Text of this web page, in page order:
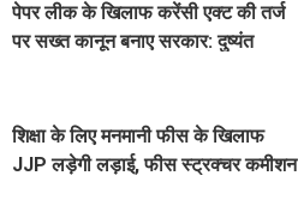
पेपर लीक के खिलाफ करेंसी एक्ट की तर्ज
पर सख्त कानून बनाए सरकार: दुष्यंत
शिक्षा के लिए मनमानी फीस के खिलाफ
JJP लड़ेगी लड़ाई, फीस स्ट्रक्चर कमीशन